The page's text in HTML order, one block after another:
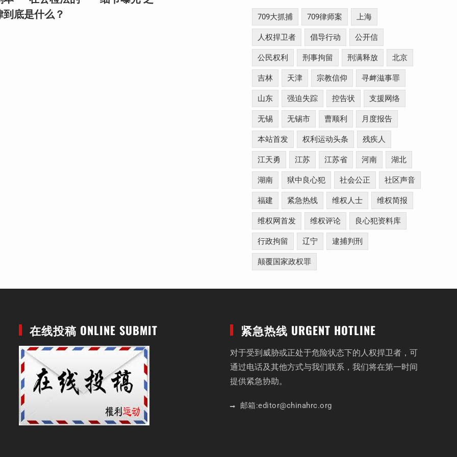
底是什么？
709大抓捕 709律师案 上海
人权捍卫者 倡导行动 公开信
公民权利 刑事拘留 刑满释放 北京
吉林 天津 宗教信仰 寻衅滋事罪
山东 强迫失踪 控告状 支援网络
无锡 无锡市 曹顺利 月度报告
本站首发 权利运动头条 残疾人
江天勇 江苏 江苏省 河南 湖北
湖南 狱中良心犯 社会公正 社区声音
福建 紧急热线 维权人士 维权简报
维权网首发 维权评论 良心犯资料库
行政拘留 辽宁 逮捕判刑
颠覆国家政权罪
在线投稿 ONLINE SUBMIT 紧急热线 URGENT HOTLINE
对于受到威胁或正处于危险状态下的人权捍卫者，可
通过电话及其他方式与我们联系，我们将在第一时间
提供紧急协助。
邮箱:editor@chinahrc.org